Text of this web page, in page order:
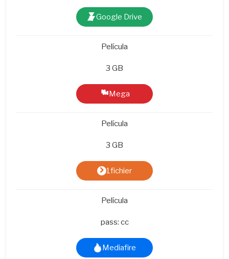
Google Drive
Película
3 GB
Mega
Película
3 GB
1fichier
Película
pass: cc
Mediafire